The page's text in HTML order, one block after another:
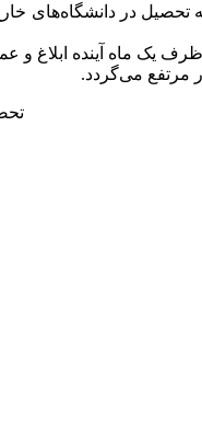
در دانشگاه‌های
یک ماه آینده ابلاغ و
مرتفع می‌گردد.